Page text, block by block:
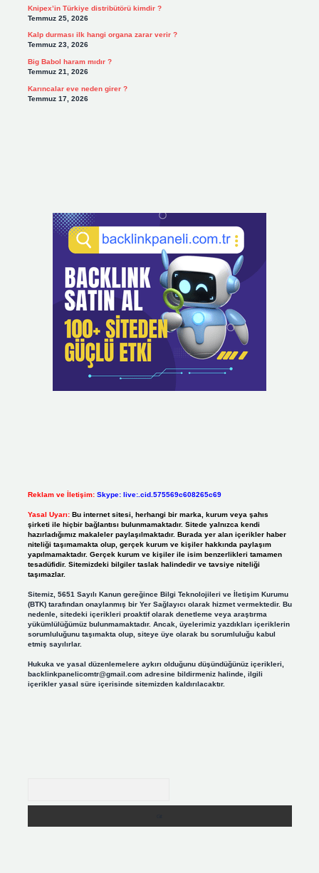
Knipex’in Türkiye distribütörü kimdir ?
Temmuz 25, 2026
Kalp durması ilk hangi organa zarar verir ?
Temmuz 23, 2026
Big Babol haram mıdır ?
Temmuz 21, 2026
Karıncalar eve neden girer ?
Temmuz 17, 2026
Reklam ve İletişim: Skype: live:.cid.575569c608265c69
Yasal Uyarı: Bu internet sitesi, herhangi bir marka, kurum veya şahıs
şirketi ile hiçbir bağlantısı bulunmamaktadır. Sitede yalnızca kendi
hazırladığımız makaleler paylaşılmaktadır. Burada yer alan içerikler haber
niteliği taşımamakta olup, gerçek kurum ve kişiler hakkında paylaşım
yapılmamaktadır. Gerçek kurum ve kişiler ile isim benzerlikleri tamamen
tesadüfidir. Sitemizdeki bilgiler taslak halindedir ve tavsiye niteliği
taşımazlar.
Sitemiz, 5651 Sayılı Kanun gereğince Bilgi Teknolojileri ve İletişim Kurumu
(BTK) tarafından onaylanmış bir Yer Sağlayıcı olarak hizmet vermektedir. Bu
nedenle, sitedeki içerikleri proaktif olarak denetleme veya araştırma
yükümlülüğümüz bulunmamaktadır. Ancak, üyelerimiz yazdıkları içeriklerin
sorumluluğunu taşımakta olup, siteye üye olarak bu sorumluluğu kabul
etmiş sayılırlar.
Hukuka ve yasal düzenlemelere aykırı olduğunu düşündüğünüz içerikleri,
backlinkpanelicomtr@gmail.comadresine bildirmeniz halinde, ilgili
içerikler yasal süre içerisinde sitemizden kaldırılacaktır.